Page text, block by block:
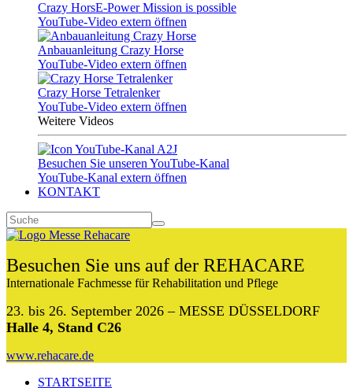
Crazy HorsE-Power Mission is possible
YouTube-Video extern öffnen
Anbauanleitung Crazy Horse
YouTube-Video extern öffnen
Crazy Horse Tetralenker
YouTube-Video extern öffnen
Weitere Videos
Besuchen Sie unseren YouTube-Kanal
YouTube-Kanal extern öffnen
KONTAKT
Besuchen Sie uns auf der REHACARE
Internationale Fachmesse für Rehabilitation und Pflege
23. bis 26. September 2026 – MESSE DÜSSELDORF
Halle 4, Stand C26
www.rehacare.de
STARTSEITE